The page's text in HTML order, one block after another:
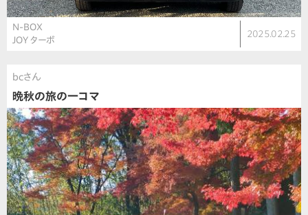
N-BOX
JOY ターボ
2025.02.25
bcさん
晩秋の旅の一コマ